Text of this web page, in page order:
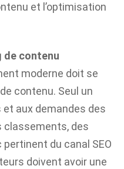
et l’optimisation
de contenu
moderne doit se
contenu. Seul un
aux demandes des
classements, des
du canal SEO
doivent avoir une